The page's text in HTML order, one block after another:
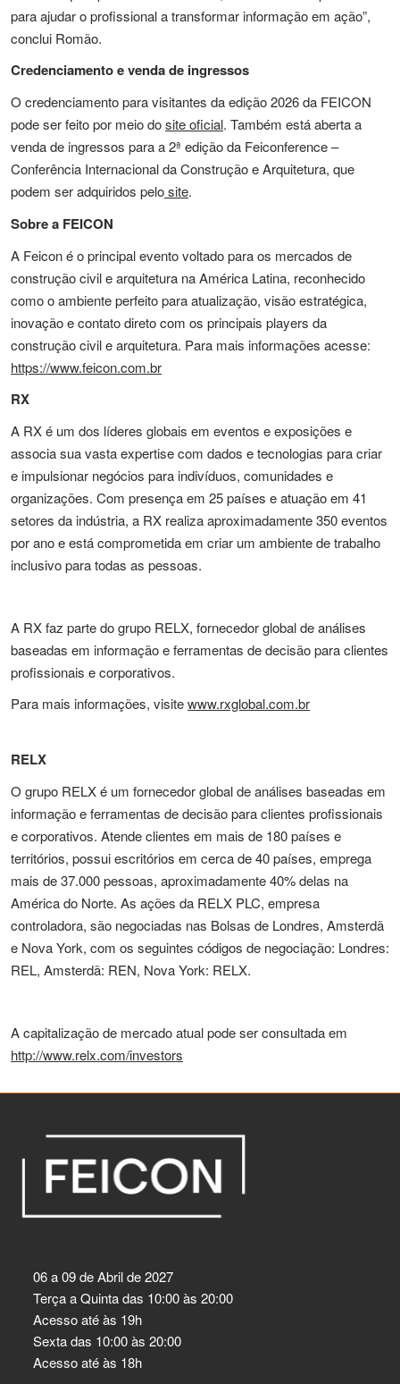
para ajudar o profissional a transformar informação em ação”,
conclui Romão.
Credenciamento e venda de ingressos
O credenciamento para visitantes da edição 2026 da FEICON
pode ser feito por meio dosite oficial. Também está aberta a
venda de ingressos para a 2ª edição da Feiconference –
Conferência Internacional da Construção e Arquitetura, que
podem ser adquiridos pelosite.
Sobre a FEICON
A Feicon é o principal evento voltado para os mercados de
construção civil e arquitetura na América Latina, reconhecido
como o ambiente perfeito para atualização, visão estratégica,
inovação e contato direto com os principais players da
construção civil e arquitetura. Para mais informações acesse:
https://www.feicon.com.br
RX
A RX é um dos líderes globais em eventos e exposições e
associa sua vasta expertise com dados e tecnologias para criar
e impulsionar negócios para indivíduos, comunidades e
organizações. Com presença em 25 países e atuação em 41
setores da indústria, a RX realiza aproximadamente 350 eventos
por ano e está comprometida em criar um ambiente de trabalho
inclusivo para todas as pessoas.
A RX faz parte do grupo RELX, fornecedor global de análises
baseadas em informação e ferramentas de decisão para clientes
profissionais e corporativos.
Para mais informações, visitewww.rxglobal.com.br
RELX
O grupo RELX é um fornecedor global de análises baseadas em
informação e ferramentas de decisão para clientes profissionais
e corporativos. Atende clientes em mais de 180 países e
territórios, possui escritórios em cerca de 40 países, emprega
mais de 37.000 pessoas, aproximadamente 40% delas na
América do Norte. As ações da RELX PLC, empresa
controladora, são negociadas nas Bolsas de Londres, Amsterdã
e Nova York, com os seguintes códigos de negociação: Londres:
REL, Amsterdã: REN, Nova York: RELX.
A capitalização de mercado atual pode ser consultada em
http://www.relx.com/investors
06 a 09 de Abril de 2027
Terça a Quinta das 10:00 às 20:00
Acesso até às 19h
Sexta das 10:00 às 20:00
Acesso até às 18h